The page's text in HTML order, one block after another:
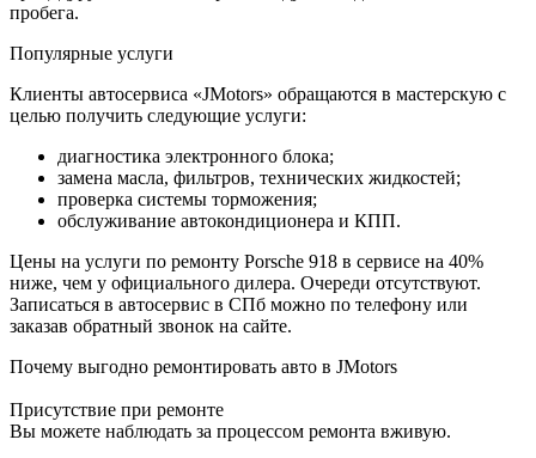
пробега.
Популярные услуги
Клиенты автосервиса «JMotors» обращаются в мастерскую с
целью получить следующие услуги:
диагностика электронного блока;
замена масла, фильтров, технических жидкостей;
проверка системы торможения;
обслуживание автокондиционера и КПП.
Цены на услуги по ремонту Porsche 918 в сервисе на 40%
ниже, чем у официального дилера. Очереди отсутствуют.
Записаться в автосервис в СПб можно по телефону или
заказав обратный звонок на сайте.
Почему выгодно ремонтировать авто в JMotors
Присутствие при ремонте
Вы можете наблюдать за процессом ремонта вживую.